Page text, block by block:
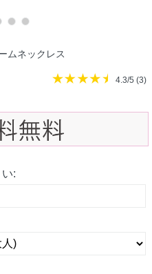
ムネックレス
4.3/5 (3)
: